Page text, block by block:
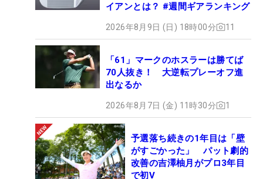
イアンとは？ #週間ギアランキング
2026年8月9日 (日) 18時00分 11
「61」マークのホスラーは勝てば
70人抜き！ 大逆転プレーオフ進
出なるか
2026年8月7日 (金) 11時30分 1
予選落ち続きの1年目は「壁
がすごかった」 パット劇的
改善の吉澤柚月がプロ3年目
で初V